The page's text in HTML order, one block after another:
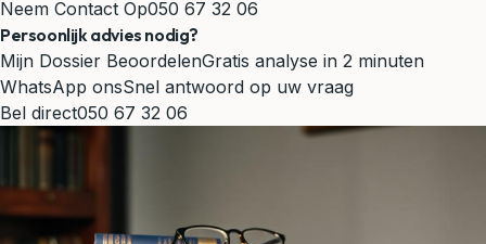
Neem Contact Op050 67 32 06
Persoonlijk advies nodig?
Mijn Dossier BeoordelenGratis analyse in 2 minuten
WhatsApp onsSnel antwoord op uw vraag
Bel direct050 67 32 06